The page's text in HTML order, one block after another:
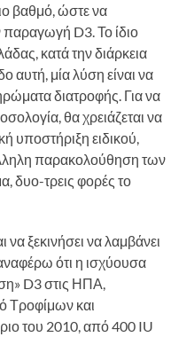
βαθμό, ώστε να
παραγωγή D3. Το ίδιο
κατά την διάρκεια
αυτή, μία λύση είναι να
διατροφής. Για να
θα χρειάζεται να
υποστήριξη ειδικού,
παρακολούθηση των
δυο-τρεις φορές το
να ξεκινήσει να λαμβάνει
ότι η ισχύουσα
D3 στις ΗΠΑ,
Τροφίμων και
του 2010, από 400 IU